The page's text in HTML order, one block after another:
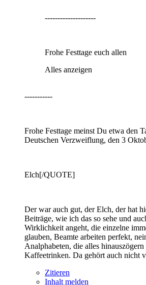
--------------------
Frohe Festtage euch allen
Alles anzeigen
-----------
Frohe Festtage meinst Du etwa den
Deutschen Verzweiflung, den 3
Elch[/QUOTE]
Der war auch gut, der Elch, der hat
Beiträge, wie ich das so sehe und
Wirklichkeit angeht, die einzelne
glauben, Beamte arbeiten perfekt,
Analphabeten, die alles
Kaffeetrinken. Da gehört auch nicht
Zitieren
Inhalt melden